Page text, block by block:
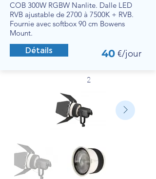
COB 300W RGBW Nanlite. Dalle LED
RVB ajustable de 2700 à 7500K + RVB.
Fournie avec softbox 90 cm Bowens
Mount.
Détails
40 €/jour
2